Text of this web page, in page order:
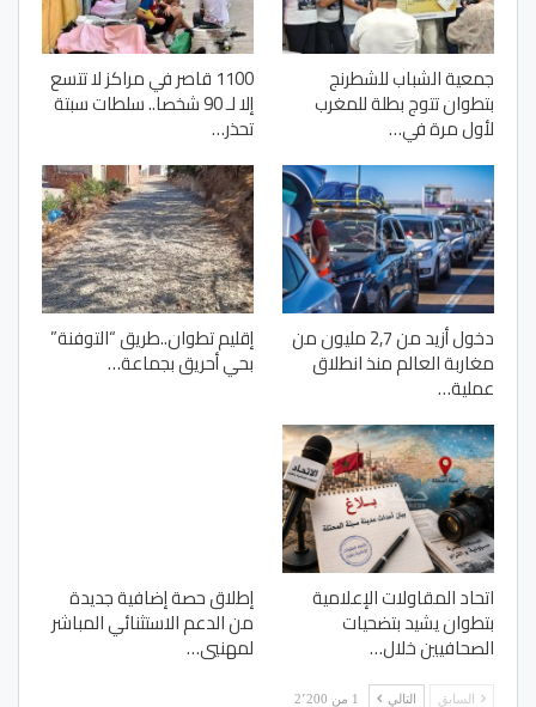
جمعية الشباب للشطرنج
بتطوان تتوج بطلة للمغرب
لأول مرة في…
1100 قاصر في مراكز لا تتسع
إلا لـ 90 شخصا.. سلطات سبتة
تحذر…
دخول أزيد من 2,7 مليون من
مغاربة العالم منذ انطلاق
عملية…
إقليم تطوان..طريق “التوفنة”
بحي أحريق بجماعة…
اتحاد المقاولات الإعلامية
بتطوان يشيد بتضحيات
الصحافيين خلال…
إطلاق حصة إضافية جديدة
من الدعم الاستثنائي المباشر
لمهنيي…
السابق التالي 1 من 2٬200